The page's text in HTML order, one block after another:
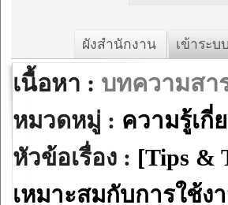
ผังสำนักงาน เข้าระบบ
เนื้อหา : บทความสา
หมวดหมู่ : ความรู้เกี่
หัวข้อเรื่อง : [Tips &
เหมาะสมกับการใช้ง